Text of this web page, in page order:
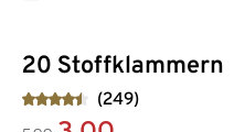
20 Stoffklammern
(249)